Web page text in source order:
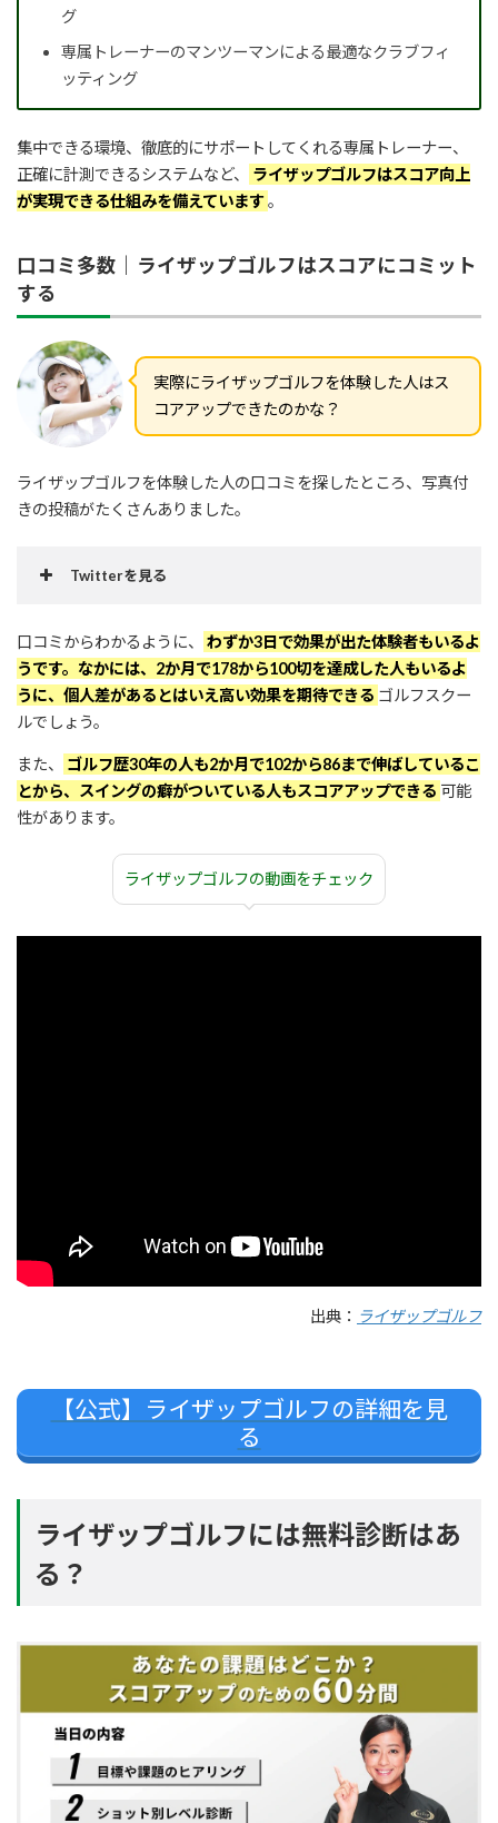
グ
専属トレーナーのマンツーマンによる最適なクラブフィ
ッティング
集中できる環境、徹底的にサポートしてくれる専属トレーナー、
正確に計測できるシステムなど、
ライザップゴルフはスコア向上
が実現できる仕組みを備えています。
口コミ多数｜ライザップゴルフはスコアにコミット
する
実際にライザップゴルフを体験した人はス
コアアップできたのかな？
ライザップゴルフを体験した人の口コミを探したところ、写真付
きの投稿がたくさんありました。
Twitterを見る
#ライザップゴルフpic.twitter.com/NVnnIGvc7w
口コミからわかるように、
わずか3日で効果が出た体験者もいるよ
うです。なかには、2か月で178から100切を達成した人もいるよ
うに、個人差があるとはいえ高い効果を期待できる ゴルフスクー
ルでしょう。
また、
ゴルフ歴30年の人も2か月で102から86まで伸ばしているこ
とから、スイングの癖がついている人もスコアアップできる 可能
性があります。
ライザップゴルフの動画をチェック
出典： ライザップゴルフ
【公式】ライザップゴルフの詳細を見
る
ライザップゴルフには無料診断はあ
る？